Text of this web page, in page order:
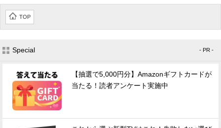
TOP
Special - PR -
【抽選で5,000円分】Amazonギフトカードが
当たる！読者アンケート実施中